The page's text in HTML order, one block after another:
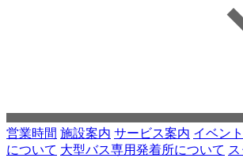
営業時間 施設案内 サービス案内 イベン
について 大型バス専用発着所について